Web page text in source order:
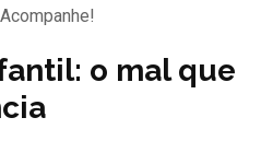
o mal que